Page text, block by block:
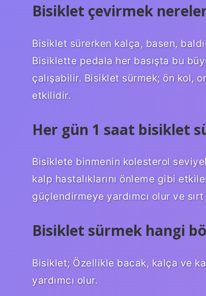
Bisiklet çevirmek
Bisiklet sürerken kalça, basen,
Bisiklette pedala her basışta bu
çalışabilir. Bisiklet sürmek; ön kol,
etkilidir.
Her gün 1 saat bisiklet
Bisiklete binmenin kolesterol
kalp hastalıklarını önleme gibi
güçlendirmeye yardımcı olur ve sırt
Bisiklet sürmek hangi
Bisiklet; Özellikle bacak, kalça ve
yardımcı olur.